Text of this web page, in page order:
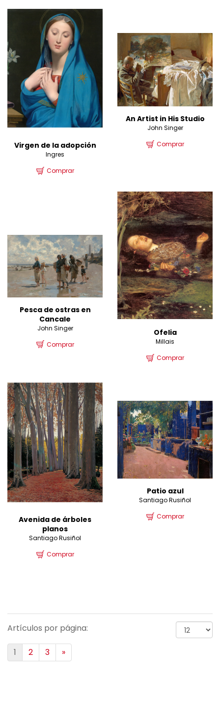
Virgen de la adopción
Ingres
Comprar
An Artist in His Studio
John Singer
Comprar
Pesca de ostras en
Cancale
John Singer
Comprar
Ofelia
Millais
Comprar
Avenida de árboles
planos
Santiago Rusiñol
Comprar
Patio azul
Santiago Rusiñol
Comprar
Artículos por página:
1 2 3 »